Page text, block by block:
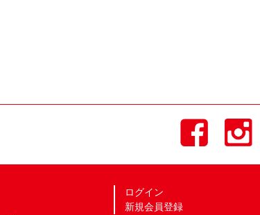
ログイン
新規会員登録